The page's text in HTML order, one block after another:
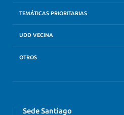
TEMÁTICAS PRIORITARIAS
UDD VECINA
OTROS
Sede Santiago